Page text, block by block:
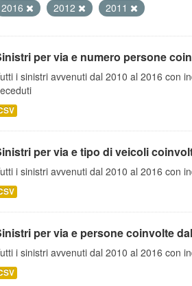
2016
2012 2011
per via e numero persone
i sinistri avvenuti dal 2010 al 2016 con
per via e tipo di veicoli
i sinistri avvenuti dal 2010 al 2016 con
per via e persone coinvolte
i sinistri avvenuti dal 2010 al 2016 con